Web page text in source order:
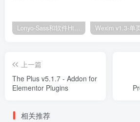
Lonyo-Sass和软件Html模板 Wexim v1.3-单
上一篇
The Plus v5.1.7 - Addon for
Elementor Plugins
相关推荐